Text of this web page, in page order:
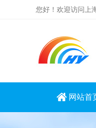
您好！欢迎访问上
网站首